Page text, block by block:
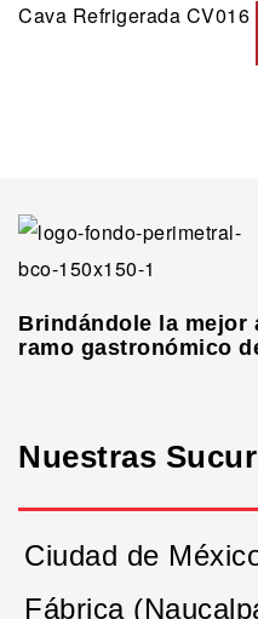
Cava Refrigerada CV016
Brindándole la mejor
ramo gastronómico
Nuestras
Ciudad de
Fábrica